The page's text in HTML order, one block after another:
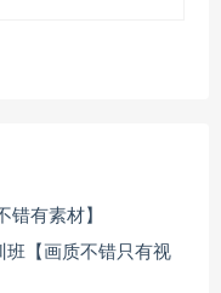
错有素材】
班【画质不错只有视